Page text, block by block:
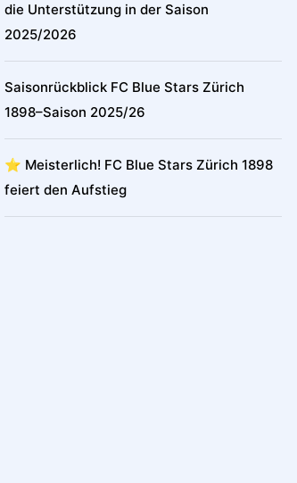
die Unterstützung in der Saison
2025/2026
Saisonrückblick FC Blue Stars Zürich
1898–Saison 2025/26
⭐️ Meisterlich! FC Blue Stars Zürich 1898
feiert den Aufstieg